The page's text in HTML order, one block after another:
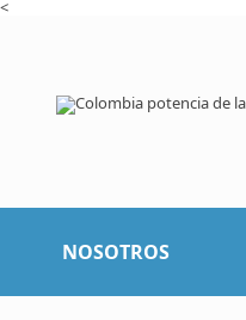
<
NOSOTROS